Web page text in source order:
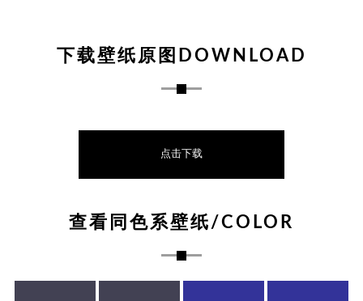
下载壁纸原图DOWNLOAD
点击下载
查看同色系壁纸/COLOR